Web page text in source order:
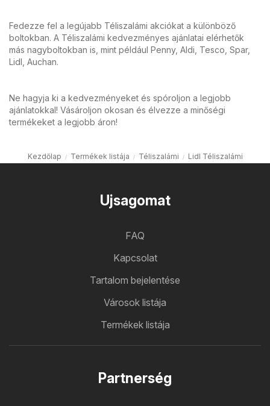
Fedezze fel a legújabb Téliszalámi akciókat a különböző
boltokban. A Téliszalámi kedvezményes ajánlatai elérhetők
más nagyboltokban is, mint például Penny, Aldi, Tesco, Spar,
Lidl, Auchan.
Ne hagyja ki a kedvezményeket és spóroljon a legjobb
ajánlatokkal! Vásároljon okosan és élvezze a minőségi
termékeket a legjobb áron!
Kezdőlap Termékek listája Téliszalámi Lidl Téliszalámi
Ujsagomat
FAQ
Kapcsolat
Tartalom bejelentése
Városok listája
Termékek listája
Partnerség